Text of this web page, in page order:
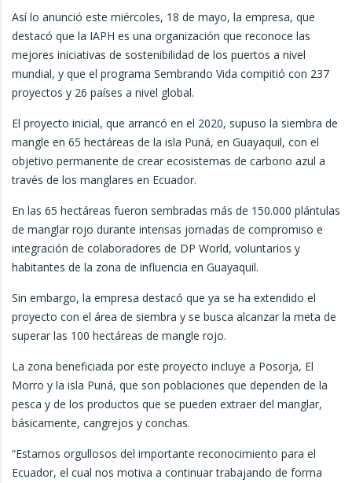
Así lo anunció este miércoles, 18 de mayo, la empresa, que
destacó que la IAPH es una organización que reconoce las
mejores iniciativas de sostenibilidad de los puertos a nivel
mundial, y que el programa Sembrando Vida compitió con 237
proyectos y 26 países a nivel global.
El proyecto inicial, que arrancó en el 2020, supuso la siembra de
mangle en 65 hectáreas de la isla Puná, en Guayaquil, con el
objetivo permanente de crear ecosistemas de carbono azul a
través de los manglares en Ecuador.
En las 65 hectáreas fueron sembradas más de 150.000 plántulas
de manglar rojo durante intensas jornadas de compromiso e
integración de colaboradores de DP World, voluntarios y
habitantes de la zona de influencia en Guayaquil.
Sin embargo, la empresa destacó que ya se ha extendido el
proyecto con el área de siembra y se busca alcanzar la meta de
superar las 100 hectáreas de mangle rojo.
La zona beneficiada por este proyecto incluye a Posorja, El
Morro y la isla Puná, que son poblaciones que dependen de la
pesca y de los productos que se pueden extraer del manglar,
básicamente, cangrejos y conchas.
“Estamos orgullosos del importante reconocimiento para el
Ecuador, el cual nos motiva a continuar trabajando de forma